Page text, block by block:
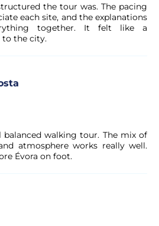
the tour was. The pacing
each site, and the explanations
together. It felt like a
the city.
walking tour. The mix of
atmosphere works really well.
Évora on foot.